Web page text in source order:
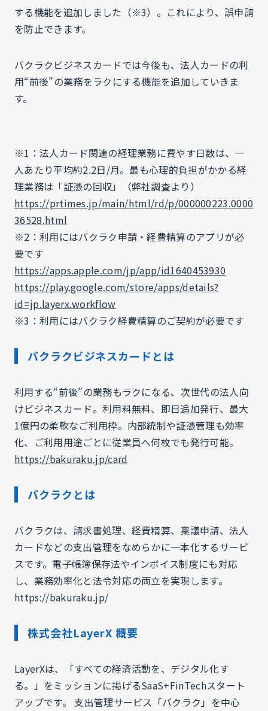
する機能を追加しました（※3）。これにより、誤申請
を防止できます。
バクラクビジネスカードでは今後も、法人カードの利
用“前後”の業務をラクにする機能を追加していきま
す。
※1：法人カード関連の経理業務に費やす日数は、一
人あたり平均約2.2日/月。最も心理的負担がかかる経
理業務は「証憑の回収」（弊社調査より）
https://prtimes.jp/main/html/rd/p/000000223.0000
36528.html
※2：利用にはバクラク申請・経費精算のアプリが必
要です
https://apps.apple.com/jp/app/id1640453930
https://play.google.com/store/apps/details?
id=jp.layerx.workflow
※3：利用にはバクラク経費精算のご契約が必要です
バクラクビジネスカードとは
利用する“前後”の業務もラクになる、次世代の法人向
けビジネスカード。利用料無料、即日追加発行、最大
1億円の柔軟なご利用枠。内部統制や証憑管理も効率
化、ご利用用途ごとに従業員へ何枚でも発行可能。
https://bakuraku.jp/card
バクラクとは
バクラクは、請求書処理、経費精算、稟議申請、法人
カードなどの支出管理をなめらかに一本化するサービ
スです。電子帳簿保存法やインボイス制度にも対応
し、業務効率化と法令対応の両立を実現します。
https://bakuraku.jp/
株式会社LayerX 概要
LayerXは、「すべての経済活動を、デジタル化す
る。」をミッションに掲げるSaaS+FinTechスタート
アップです。 支出管理サービス「バクラク」を中心